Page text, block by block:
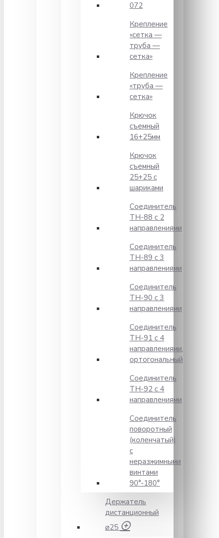
072
Крепление
«сетка —
труба —
сетка»
Крепление
«труба —
сетка»
Крючок
съемный
16+25мм
Крючок
съемный
25+25 с
шариками
Соединитель
TH-88 с 2
направлениями
Соединитель
TH-89 с 3
направлениями
Соединитель
TH-90 с 3
направлениями
Соединитель
TH-91 с 4
направлениями,
ортогональный
Соединитель
TH-92 с 4
направлениями
Соединитель
поворотный
(коленчатый)
с
неразжимными
винтами
90°-180°
Держатель
дистанционный
⌀25